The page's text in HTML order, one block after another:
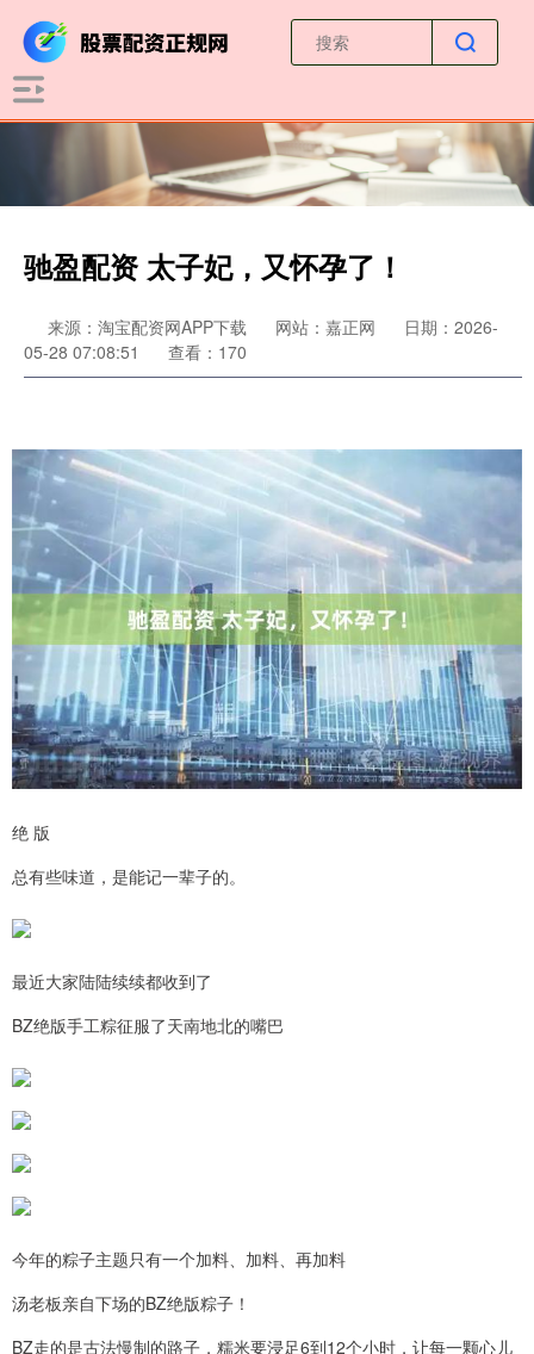
驰盈配资 太子妃，又怀孕了！
来源：淘宝配资网APP下载 网站：嘉正网
日期：2026-
05-28 07:08:51
查看：170
绝 版
总有些味道，是能记一辈子的。
最近大家陆陆续续都收到了
BZ绝版手工粽征服了天南地北的嘴巴
今年的粽子主题只有一个加料、加料、再加料
汤老板亲自下场的BZ绝版粽子！
BZ走的是古法慢制的路子，糯米要浸足6到12个小时，让每一颗心儿